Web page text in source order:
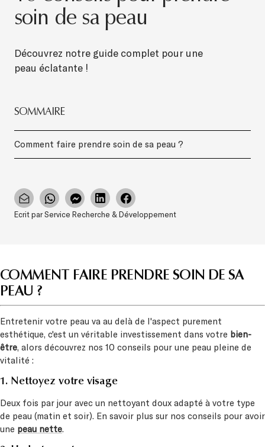
soin de sa peau
Découvrez notre guide complet pour une
peau éclatante !
SOMMAIRE
Comment faire prendre soin de sa peau ?
Ecrit par Service Recherche & Développement
COMMENT FAIRE PRENDRE SOIN DE SA
PEAU ?
Entretenir votre peau va au delà de l'aspect purement
esthétique, c'est un véritable investissement dans votre bien-
être, alors découvrez nos 10 conseils pour une peau pleine de
vitalité :
1. Nettoyez votre visage
Deux fois par jour avec un nettoyant doux adapté à votre type
de peau (matin et soir). En savoir plus sur nos conseils pour avoir
une peau nette.